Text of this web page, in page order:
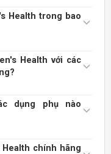
Health trong bao
Health với các
dụng phụ nào
chính hãng